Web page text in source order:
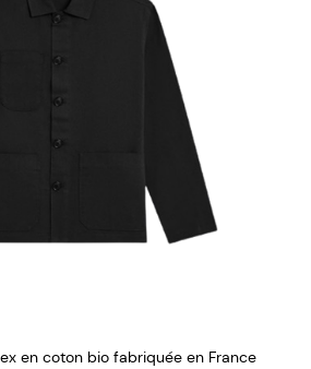
en coton bio fabriquée en France